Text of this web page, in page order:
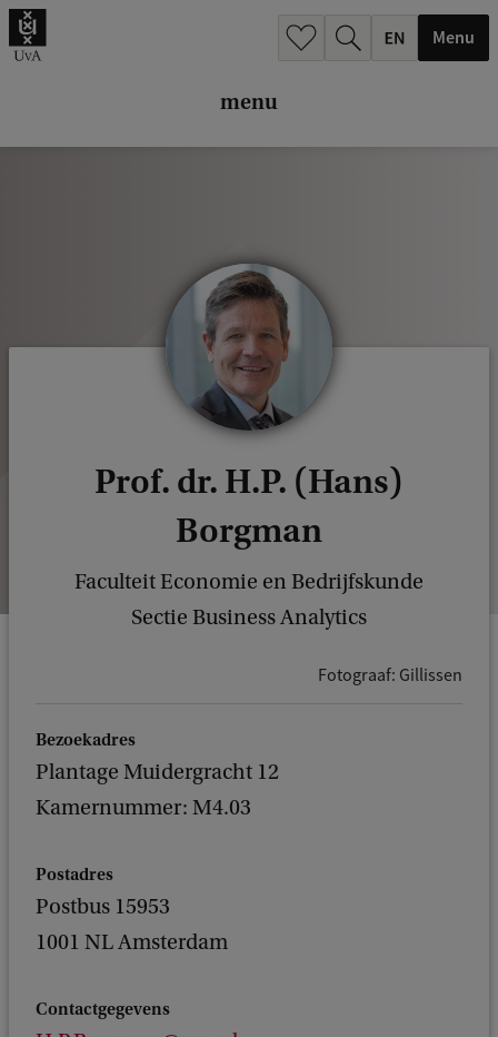
menu
Menu
Prof. dr. H.P. (Hans)
Borgman
Faculteit Economie en Bedrijfskunde
Sectie Business Analytics
Fotograaf: Gillissen
Bezoekadres
Plantage Muidergracht 12
Kamernummer: M4.03
Postadres
Postbus 15953
1001 NL Amsterdam
Contactgegevens